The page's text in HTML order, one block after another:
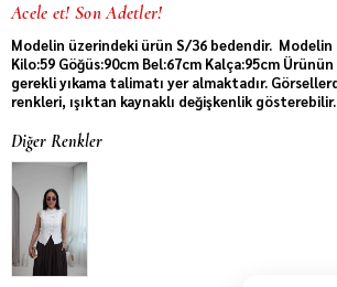
Acele et! Son Adetler!
Modelin üzerindeki ürün S/36 bedendir. Modelin
Kilo:59 Göğüs:90cm Bel:67cm Kalça:95cm
gerekli yıkama talimatı yer almaktadır.
renkleri, ışıktan kaynaklı değişkenlik gösterebilir.
Diğer Renkler